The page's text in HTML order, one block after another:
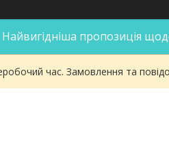
Найвигідніша пропозиція
час. Замовлення та